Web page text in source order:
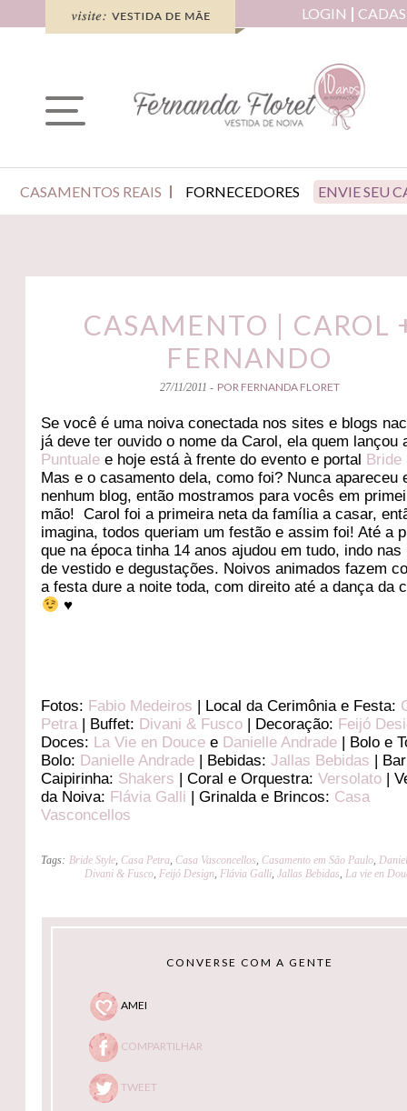
LOGIN
CASAMENTOS REAIS FORNECEDORES ENVIE SEU
CASAMENTO | CAROL
FERNANDO
27/11/2011 - POR FERNANDA FLORET
Se você é uma noiva conectada nos sites e blogs
já deve ter ouvido o nome da Carol, ela quem lançou
Puntuale e hoje está à frente do evento e portal Bride
Mas e o casamento dela, como foi? Nunca apareceu
nenhum blog, então mostramos para vocês em
mão! Carol foi a primeira neta da família a casar,
imagina, todos queriam um festão e assim foi! Até a
que na época tinha 14 anos ajudou em tudo, indo nas
de vestido e degustações. Noivos animados fazem
a festa dure a noite toda, com direito até a dança da
♥
Fotos: Fabio Medeiros | Local da Cerimônia e Festa:
Petra| Buffet: Divani & Fusco | Decoração: Feijó
Doces: La Vie en Douce e Danielle Andrade | Bolo e
Bolo: Danielle Andrade | Bebidas:Jallas Bebidas |
Caipirinha: Shakers | Coral e Orquestra:Versolato |
da Noiva: Flávia Galli | Grinalda e Brincos: Casa
Vasconcellos
Tags: Bride Style, Casa Petra, Casa Vasconcellos, Casamento em São Paulo,
Divani & Fusco, Feijó Design, Flávia Galli, Jallas Bebidas, La vie en
CONVERSE COM A GENTE
AMEI
COMPARTILHAR
TWEET